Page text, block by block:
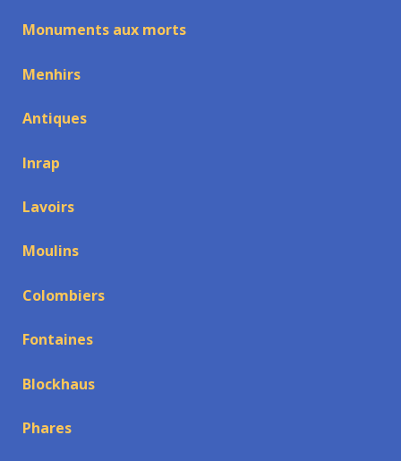
Monuments aux morts
Menhirs
Antiques
Inrap
Lavoirs
Moulins
Colombiers
Fontaines
Blockhaus
Phares